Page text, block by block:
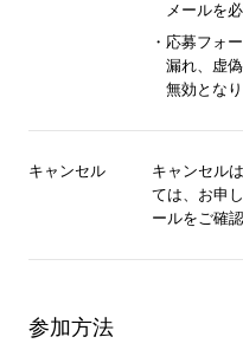
メールを
応募フォ
漏れ、虚
無効とな
キャンセル
キャンセル
ては、お申
ールをご確
参加方法